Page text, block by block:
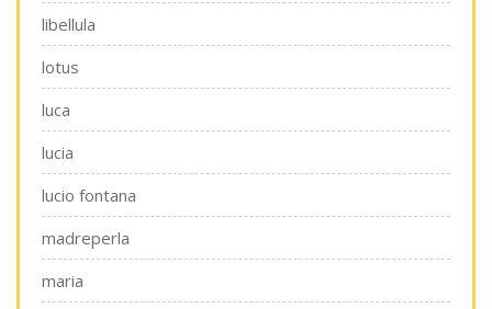
libellula
lotus
luca
lucia
lucio fontana
madreperla
maria